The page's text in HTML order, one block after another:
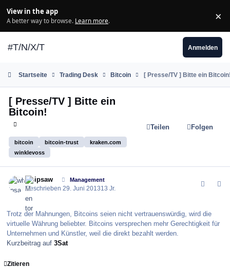
View in the app
A better way to browse. Learn more. ×
#T/N/X/T Anmelden
Startseite Trading Desk Bitcoin [ Presse/TV ] Bitte ein
[ Presse/TV ] Bitte ein
Bitcoin!
bitcoin bitcoin-trust
kraken.com
winklevoss
Teilen Folgen
whipsaw Management
Geschrieben29. Juni 201313 Jr.
Trotz der Mahnungen, Bitcoins seien nicht vertrauenswürdig, wird die
virtuelle Währung beliebter. Bitcoins versprechen mehr Gerechtigkeit für
Unternehmen und Künstler, weil die direkt bezahlt werden.
Kurzbeitrag auf 3Sat
Zitieren